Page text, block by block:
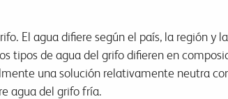
El agua difiere según el país, la región y
tipos de agua del grifo difieren en
una solución relativamente neutra
agua del grifo fría.